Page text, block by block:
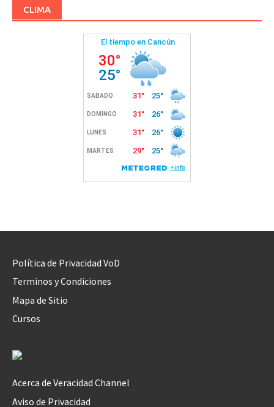
CLIMA
Política de Privacidad VoD
Terminos y Condiciones
Mapa de Sitio
Cursos
Acerca de Veracidad Channel
Aviso de Privacidad